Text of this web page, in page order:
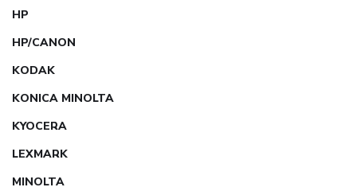
HP
HP/CANON
KODAK
KONICA MINOLTA
KYOCERA
LEXMARK
MINOLTA